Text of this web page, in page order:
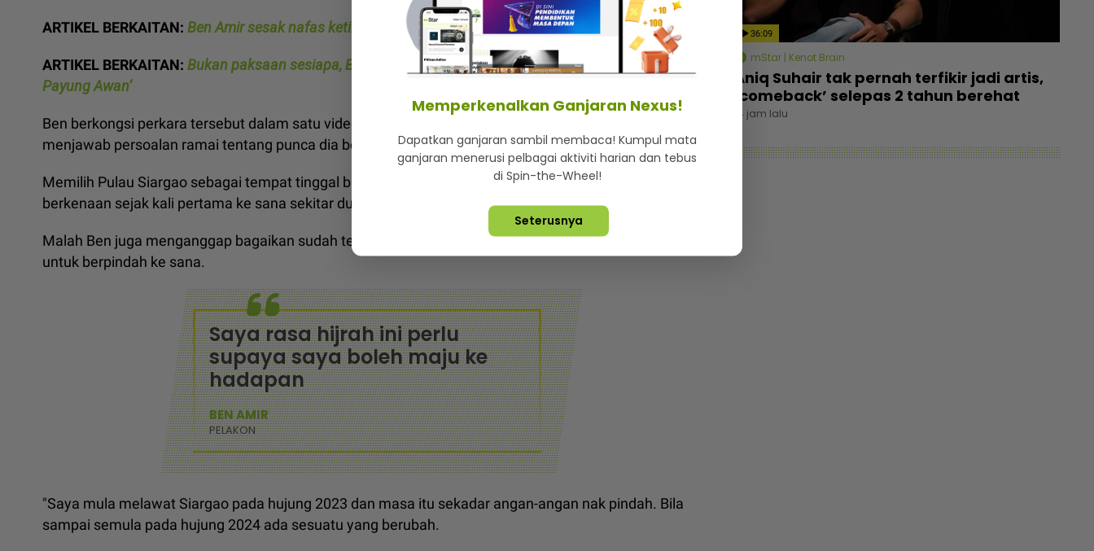
ARTIKEL BERKAITAN: Ben Amir sesak nafas ketika mendaki, mohon maaf misi takluk Everest gagal
ARTIKEL BERKAITAN: Bukan paksaan sesiapa, Ben Amir rela korban rambut panjang demi ‘Bawah
Payung Awan’
Ben berkongsi perkara tersebut dalam satu video yang dimuat naik di saluran YouTube miliknya
menjawab persoalan ramai tentang punca dia berpindah.
Memilih Pulau Siargao sebagai tempat tinggal baharu, kata pelakon ini dia mula jatuh cinta pada lokasi
berkenaan sejak kali pertama ke sana sekitar dua tahun lalu.
Malah Ben juga menganggap bagaikan sudah terkena 'sumpahan' kerana mudah membuat keputusan
untuk berpindah ke sana.
Saya rasa hijrah ini perlu
supaya saya boleh maju ke
hadapan
BEN AMIR
PELAKON
"Saya mula melawat Siargao pada hujung 2023 dan masa itu sekadar angan-angan nak pindah. Bila
sampai semula pada hujung 2024 ada sesuatu yang berubah.
36:09
mStar | Kenot Brain
Aniq Suhair tak pernah terfikir jadi artis,
‘comeback’ selepas 2 tahun berehat
14 jam lalu
Memperkenalkan Ganjaran Nexus!
Dapatkan ganjaran sambil membaca! Kumpul mata
ganjaran menerusi pelbagai aktiviti harian dan tebus
di Spin-the-Wheel!
Seterusnya